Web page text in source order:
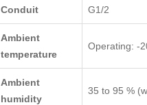
Conduit G1/2
Ambient
temperature
Operating: -
Ambient
humidity
35 to 95 %